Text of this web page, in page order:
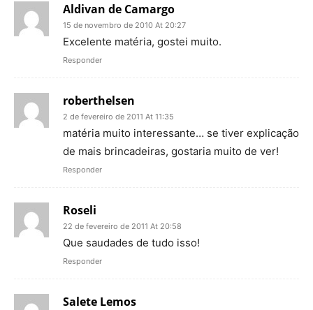
Aldivan de Camargo
15 de novembro de 2010 At 20:27
Excelente matéria, gostei muito.
Responder
roberthelsen
2 de fevereiro de 2011 At 11:35
matéria muito interessante… se tiver explicação
de mais brincadeiras, gostaria muito de ver!
Responder
Roseli
22 de fevereiro de 2011 At 20:58
Que saudades de tudo isso!
Responder
Salete Lemos